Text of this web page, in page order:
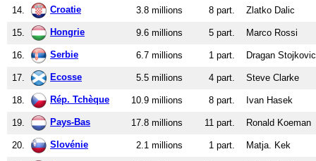
14. Croatie 3.8 millions 8 part. Zlatko Dalic
15. Hongrie 9.6 millions 5 part. Marco Rossi
16. Serbie 6.7 millions 1 part. Dragan Stojkovic
17. Ecosse 5.5 millions 4 part. Steve Clarke
18. Rép. Tchèque 10.9 millions 8 part. Ivan Hasek
19. Pays-Bas 17.8 millions 11 part. Ronald Koeman
20. Slovénie 2.1 millions 1 part. Matja. Kek